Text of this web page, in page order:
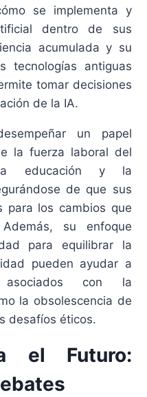
se implementa y
dentro de sus
acumulada y su
tecnologías antiguas
tomar decisiones
de la IA.
un papel
la fuerza laboral del
la educación y la
de que sus
para los cambios que
su enfoque
para equilibrar la
pueden ayudar a
con la
la obsolescencia de
desafíos éticos.
el Futuro: